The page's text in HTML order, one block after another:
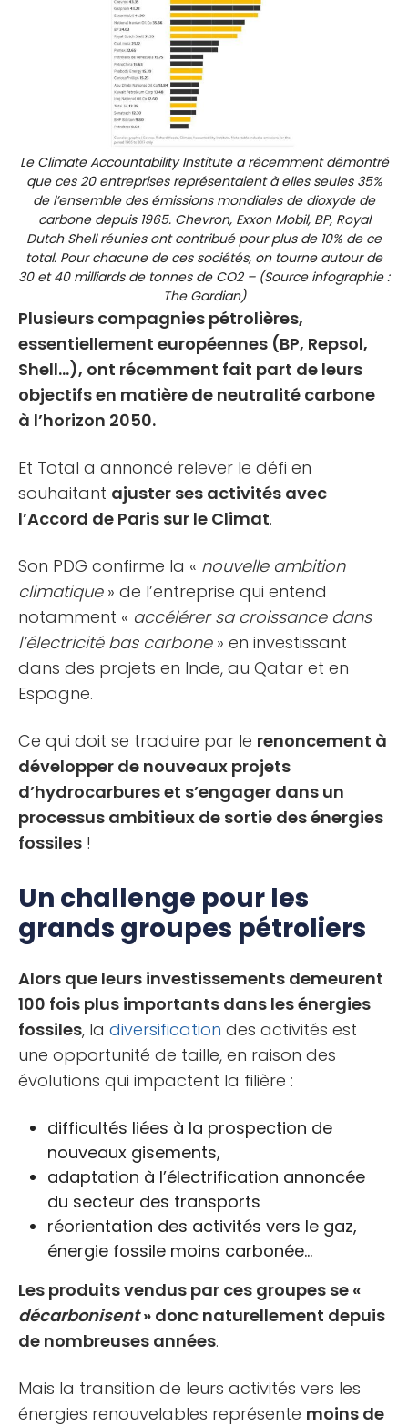
Le Climate Accountability Institute a récemment démontré
que ces 20 entreprises représentaient à elles seules 35%
de l’ensemble des émissions mondiales de dioxyde de
carbone depuis 1965. Chevron, Exxon Mobil, BP, Royal
Dutch Shell réunies ont contribué pour plus de 10% de ce
total. Pour chacune de ces sociétés, on tourne autour de
30 et 40 milliards de tonnes de CO2 – (Source infographie :
The Gardian)
Plusieurs compagnies pétrolières,
essentiellement européennes (BP, Repsol,
Shell…), ont récemment fait part de leurs
objectifs en matière de neutralité carbone
à l’horizon 2050.
Et Total a annoncé relever le défi en
souhaitant ajuster ses activités avec
l’Accord de Paris sur le Climat.
Son PDG confirme la « nouvelle ambition
climatique» de l’entreprise qui entend
notamment « accélérer sa croissance dans
l’électricité bas carbone» en investissant
dans des projets en Inde, au Qatar et en
Espagne.
Ce qui doit se traduire par le renoncement à
développer de nouveaux projets
d’hydrocarbures et s’engager dans un
processus ambitieux de sortie des énergies
fossiles !
Un challenge pour les
grands groupes pétroliers
Alors que leurs investissements demeurent
100 fois plus importants dans les énergies
fossiles, la diversification des activités est
une opportunité de taille, en raison des
évolutions qui impactent la filière :
difficultés liées à la prospection de
nouveaux gisements,
adaptation à l’électrification annoncée
du secteur des transports
réorientation des activités vers le gaz,
énergie fossile moins carbonée…
Les produits vendus par ces groupes se «
décarbonisent» donc naturellement depuis
de nombreuses années.
Mais la transition de leurs activités vers les
énergies renouvelables représente moins de